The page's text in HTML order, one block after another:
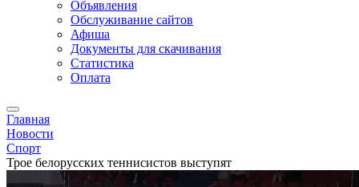
Объявления
Обслуживание сайтов
Афиша
Документы для скачивания
Статистика
Оплата
Главная
Новости
Спорт
Трое белорусских теннисистов выступят